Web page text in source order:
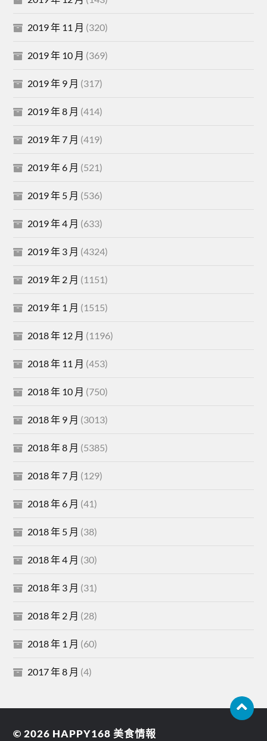
2019 年 11 月 (320)
2019 年 10 月 (369)
2019 年 9 月 (317)
2019 年 8 月 (414)
2019 年 7 月 (419)
2019 年 6 月 (521)
2019 年 5 月 (536)
2019 年 4 月 (633)
2019 年 3 月 (4324)
2019 年 2 月 (1151)
2019 年 1 月 (1515)
2018 年 12 月 (1196)
2018 年 11 月 (453)
2018 年 10 月 (750)
2018 年 9 月 (3013)
2018 年 8 月 (5385)
2018 年 7 月 (129)
2018 年 6 月 (41)
2018 年 5 月 (38)
2018 年 4 月 (30)
2018 年 3 月 (31)
2018 年 2 月 (28)
2018 年 1 月 (60)
2017 年 8 月 (4)
© 2026 HAPPY168 美食情報